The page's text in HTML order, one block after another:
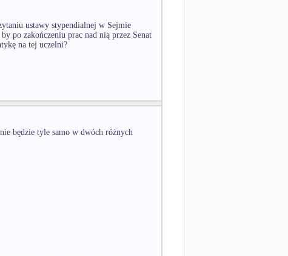
ustawy stypendialnej w Sejmie
by po zakończeniu prac nad nią przez Senat
na tej uczelni?
będzie tyle samo w dwóch różnych